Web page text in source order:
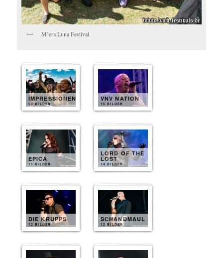
M’era Luna Festival
IMPRESSIONEN
50 BILDER
VNV NATION
15 BILDER
EPICA
15 BILDER
LORD OF THE
LOST
14 BILDER
DIE KRUPPS
12 BILDER
SCHANDMAUL
12 BILDER